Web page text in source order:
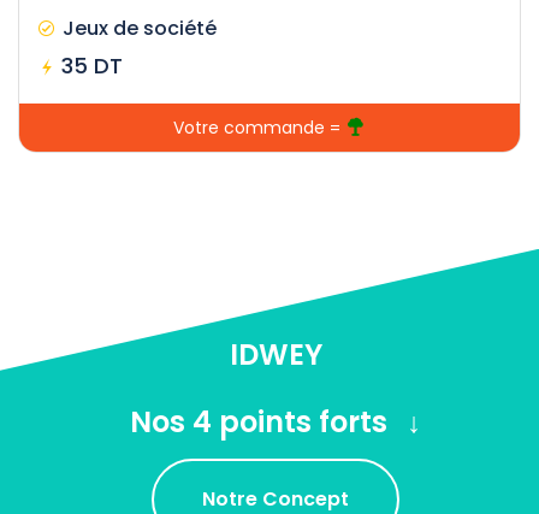
Jeux de société
35 DT
Votre commande =
IDWEY
Nos 4 points forts
Notre Concept